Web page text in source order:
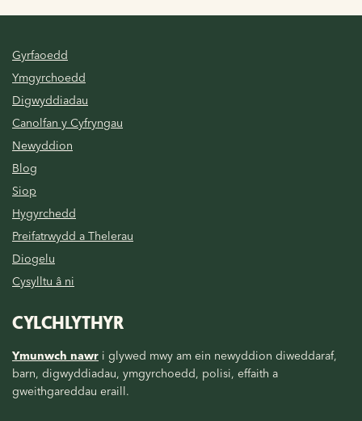
Gyrfaoedd
Ymgyrchoedd
Digwyddiadau
Canolfan y Cyfryngau
Newyddion
Blog
Siop
Hygyrchedd
Preifatrwydd a Thelerau
Diogelu
Cysylltu â ni
CYLCHLYTHYR
Ymunwch nawr i glywed mwy am ein newyddion diweddaraf,
barn, digwyddiadau, ymgyrchoedd, polisi, effaith a
gweithgareddau eraill.